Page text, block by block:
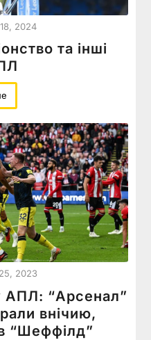
2024
та інші
2023
АПЛ: “Арсенал”
внічию,
“Шеффілд”